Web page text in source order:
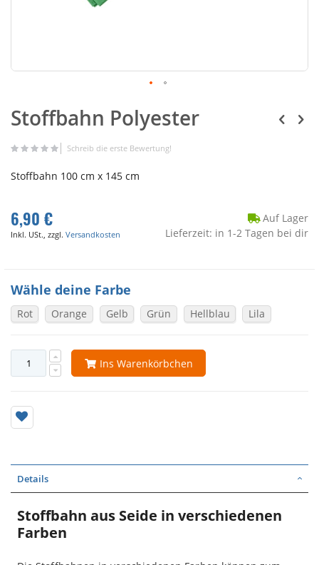
Stoffbahn Polyester
Schreib die erste Bewertung!
Stoffbahn 100 cm x 145 cm
6,90 €
Inkl. USt., zzgl. Versandkosten
Auf Lager
Lieferzeit: in 1-2 Tagen bei dir
Wähle deine Farbe
Rot Orange Gelb Grün Hellblau Lila
Ins Warenkörbchen
Details
Stoffbahn aus Seide in verschiedenen
Farben